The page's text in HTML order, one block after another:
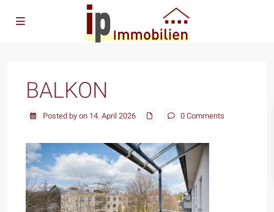
BALKON
Posted by on 14. April 2026 0 Comments